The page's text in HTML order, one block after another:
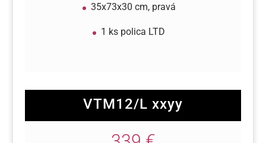
35x73x30 cm, pravá
1 ks polica LTD
VTM12/L xxyy